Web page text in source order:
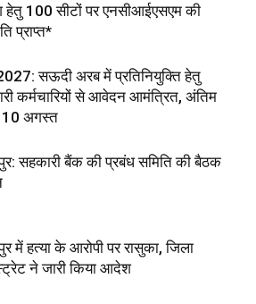
हेतु 100 सीटों पर एनसीआईएसएम की
प्राप्त*
सऊदी अरब में प्रतिनियुक्ति हेतु
कर्मचारियों से आवेदन आमंत्रित, अंतिम
10 अगस्त
सहकारी बैंक की प्रबंध समिति की बैठक
में हत्या के आरोपी पर रासुका, जिला
ने जारी किया आदेश